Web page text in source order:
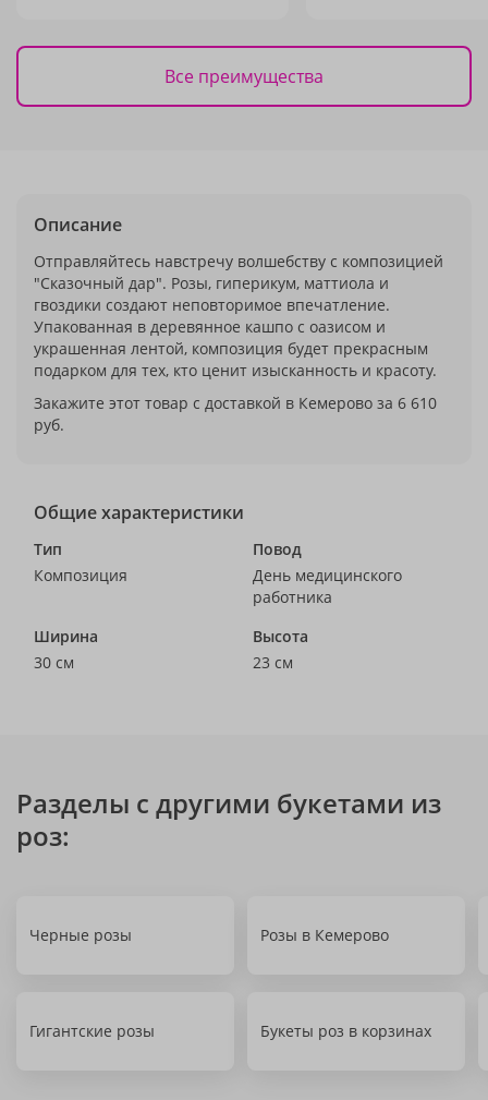
Все преимущества
Описание
Отправляйтесь навстречу волшебству с композицией
"Сказочный дар". Розы, гиперикум, маттиола и
гвоздики создают неповторимое впечатление.
Упакованная в деревянное кашпо с оазисом и
украшенная лентой, композиция будет прекрасным
подарком для тех, кто ценит изысканность и красоту.
Закажите этот товар с доставкой в Кемерово за 6 610
руб.
Общие характеристики
Тип
Композиция
Повод
День медицинского
работника
Ширина
30 см
Высота
23 см
Разделы с другими букетами из
роз:
Черные розы Розы в Кемерово
Гигантские розы Букеты роз в корзинах